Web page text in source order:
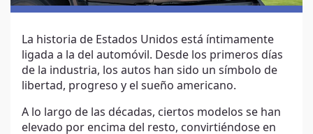
La historia de Estados Unidos está íntimamente
ligada a la del automóvil. Desde los primeros días
de la industria, los autos han sido un símbolo de
libertad, progreso y el sueño americano.
A lo largo de las décadas, ciertos modelos se han
elevado por encima del resto, convirtiéndose en